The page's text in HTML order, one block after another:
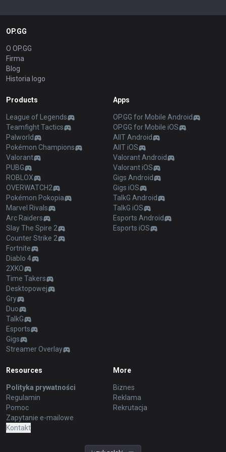
OP.GG
O OP.GG
Firma
Blog
Historia logo
Products
League of Legends
Teamfight Tactics
Palworld
Pokémon Champions
Valorant
PUBG
ROBLOX
OVERWATCH2
Pokémon Pokopia
Marvel Rivals
Arc Raiders
Slay The Spire 2
Counter Strike 2
Fortnite
Diablo 4
2XKO
Time Takers
Desktopowej
Gry
Duo
TalkG
Esports
Gigs
Streamer Overlay
Apps
OP.GG for Mobile Android
OP.GG for Mobile iOS
AllT Android
AllT iOS
Valorant Android
Valorant iOS
Gigs Android
Gigs iOS
TalkG Android
TalkG iOS
Esports Android
Esports iOS
Resources
Polityka prywatności
Regulamin
Pomoc
Zapytanie e-mailowe
Kontakt
More
Biznes
Reklama
Rekrutacja